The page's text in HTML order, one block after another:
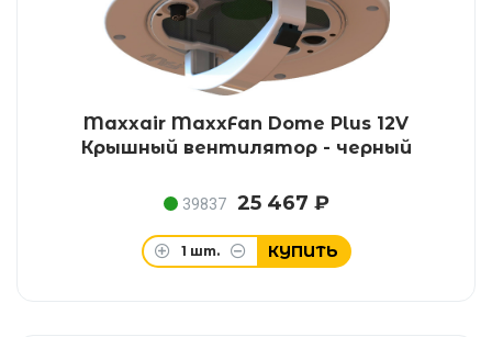
Maxxair MaxxFan Dome Plus 12V
Крышный вентилятор - черный
39837 25 467 ₽
1 шт. КУПИТЬ